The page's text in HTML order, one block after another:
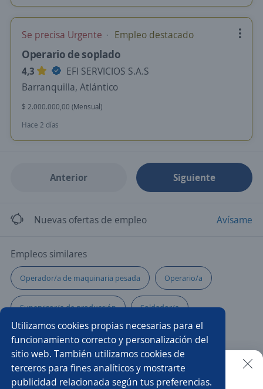
Utilizamos cookies propias necesarias para el
funcionamiento correcto y personalización del
sitio web. También utilizamos cookies de
terceros para fines analíticos y mostrarte
publicidad relacionada según tus preferencias.
Se precisa Urgente Empleo destacado
Operario de soplado
4,3
EFI SERVICIOS S.A.S
Barranquilla, Atlántico
$ 2.000.000,00 (Mensual)
Hace 2 días
Anterior Siguiente
Nuevas ofertas de empleo Avísame
Empleos similares
Operador/a de maquinaria pesada Operario/a
Supervisor/a de producción Soldador/a
Mantenimiento Operario/a de máquina plana
Operador/a de cctv Personal de mantenimiento
Buscar es más fácil en la app